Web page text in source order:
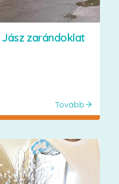
zarándoklat
Tovább